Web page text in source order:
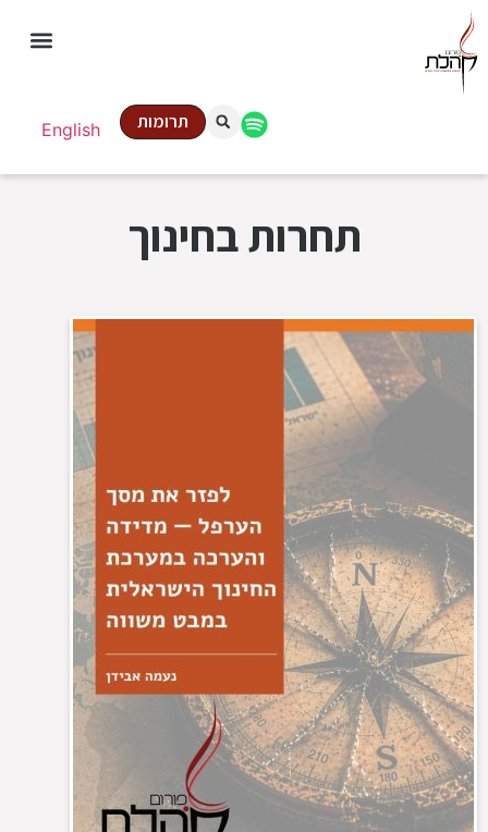
English תרומות
תחרות בחינוך